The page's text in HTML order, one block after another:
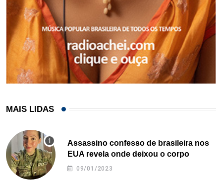
MAIS LIDAS
Assassino confesso de brasileira nos
EUA revela onde deixou o corpo
09/01/2023